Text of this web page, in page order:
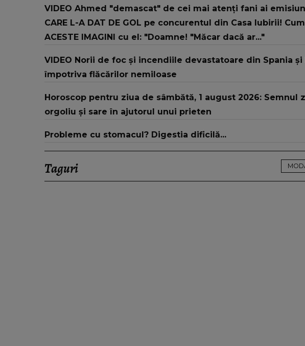
VIDEO Ahmed "demascat" de cei mai atenți fani ai
CARE L-A DAT DE GOL pe concurentul din Casa Iubirii!
ACESTE IMAGINI cu el: "Doamne! "Măcar dacă ar..."
VIDEO Norii de foc și incendiile devastatoare din Spania
împotriva flăcărilor nemiloase
Horoscop pentru ziua de sâmbătă, 1 august 2026: Semnul
orgoliu și sare în ajutorul unui prieten
Probleme cu stomacul? Digestia dificilă...
Taguri